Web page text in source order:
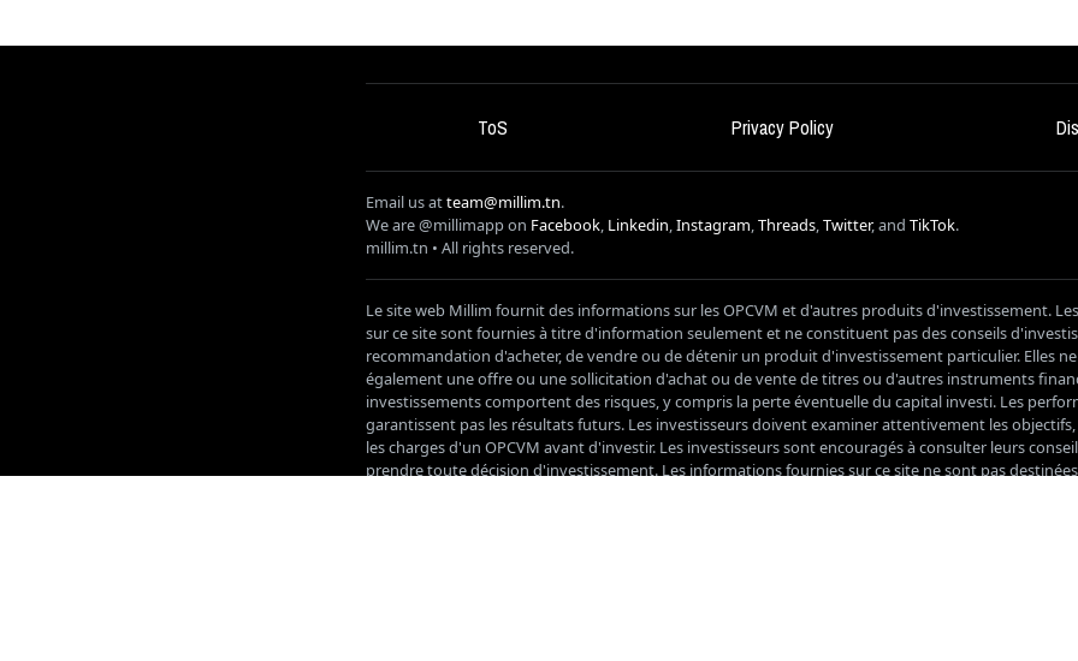
ToS Privacy Policy
Email us atteam@millim.tn.
We are @millimapp on Facebook, Linkedin,Instagram,Threads,Twitter, and TikTok.
millim.tn • All rights reserved.
Le site web Millim fournit des informations sur les OPCVM et d'autres produits d'investissement.
sur ce site sont fournies à titre d'information seulement et ne constituent pas des conseils
recommandation d'acheter, de vendre ou de détenir un produit d'investissement particulier. Elles
également une offre ou une sollicitation d'achat ou de vente de titres ou d'autres instruments
investissements comportent des risques, y compris la perte éventuelle du capital investi. Les
garantissent pas les résultats futurs. Les investisseurs doivent examiner attentivement les objectifs,
les charges d'un OPCVM avant d'investir. Les investisseurs sont encouragés à consulter leurs
prendre toute décision d'investissement. Les informations fournies sur ce site ne sont pas